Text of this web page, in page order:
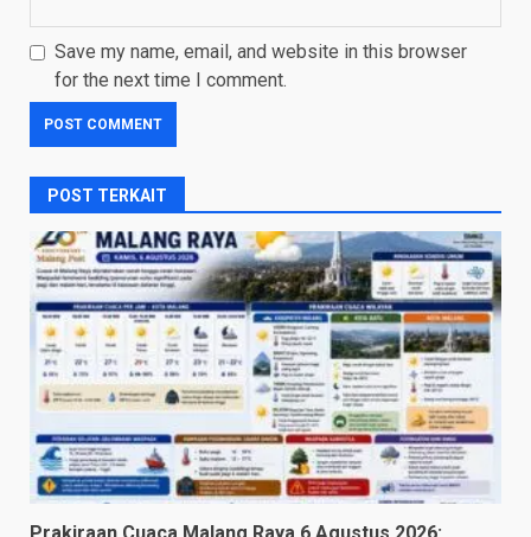
Save my name, email, and website in this browser
for the next time I comment.
POST TERKAIT